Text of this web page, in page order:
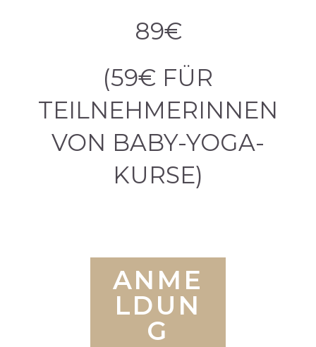
89€
(59€ FÜR
TEILNEHMERINNEN
VON BABY-YOGA-
KURSE)
ANME
LDUN
G